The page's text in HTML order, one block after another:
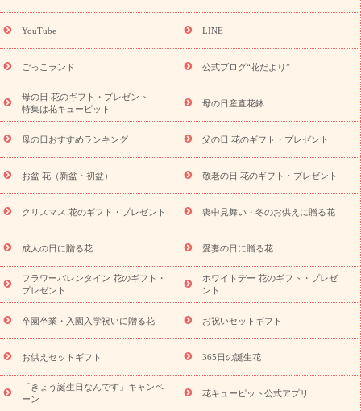
9月の誕生花(リンドウ)
ら探す
お祝いの花特集 当日配達特急便 お祝い商品一覧
念日
結婚祝い 出産祝い 退院祝い・快気祝い
寿祝い
プチギフト ペットのお祝いフラワー
供え・お悔やみ商品一覧
お供え・お悔やみの花
四十九日法要以
降に贈る花
通夜・葬儀に贈る花
お供え お花とセットギフト
お供え プリザーブドフラワー
ペットのお供えフラワー
お盆（新
盆・初盆）
その他 お祝い返し お見舞い
お取り寄せギフト
ビジネス用
ご自宅用 観葉植物 ミディ胡蝶蘭
プリザーブ
ドフラワー
スタイルから探す アレンジメント 花束
スタ
ンド花
お祝い お供え・お悔やみ 胡蝶蘭 胡蝶蘭・花鉢
ディ胡蝶蘭・お祝い
ミディ胡蝶蘭・お供え
世界初の青色胡蝶蘭
観葉植物
観葉植物 産直多肉植物
プリザーブドフラワー
お祝い
お供え・お悔やみ 花とセットギフト
セミオーダー
プチギフト（hanamore -ハナモア-）
花とみどりのeギフト
キューピットのeGfit
カラー ピンク イエローオレンジ
レッ
ド
お花の種類 トルコキキョウ
お祝い お祝い・3000円～ お祝い・4000円～
お祝い・
5000円～
お祝い・7000円～ お祝い・ 10000円～
お供え・お
悔やみ
YouTube LINE
ごっこランド 公式ブログ“花だより”
母の日 花のギフト・プレゼント
特集は花キューピット
母の日産直花鉢
母の日おすすめランキング 父の日 花のギフト・プレゼント
お盆 花（新盆・初盆） 敬老の日 花のギフト・プレゼント
クリスマス 花のギフト・プレゼント 喪中見舞い・冬のお供えに贈る花
成人の日に贈る花 愛妻の日に贈る花
フラワーバレンタイン 花のギフト・
プレゼント
ホワイトデー 花のギフト・プレゼ
ント
卒園卒業・入園入学祝いに贈る花 お祝いセットギフト
お供えセットギフト 365日の誕生花
「きょう誕生日なんです」キャンペ
ーン
花キューピット公式アプリ